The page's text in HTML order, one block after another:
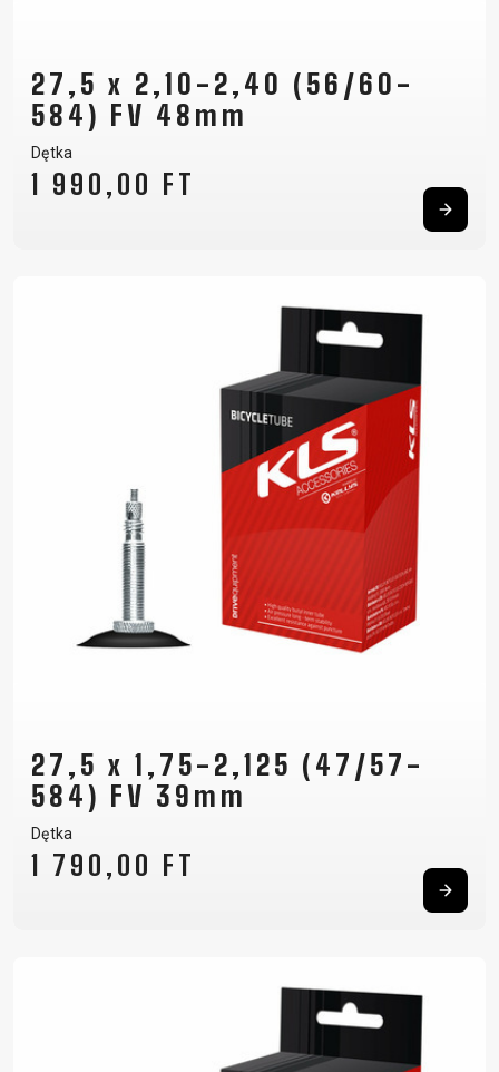
27,5 x 2,10-2,40 (56/60-
584) FV 48mm
Dętka
1 990,00 FT
27,5 x 1,75-2,125 (47/57-
584) FV 39mm
Dętka
1 790,00 FT